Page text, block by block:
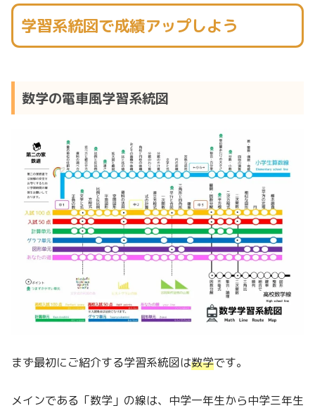
学習系統図で成績アップしよう
数学の電車風学習系統図
まず最初にご紹介する学習系統図は数学です。
メインである「数学」の線は、中学一年生から中学三年生